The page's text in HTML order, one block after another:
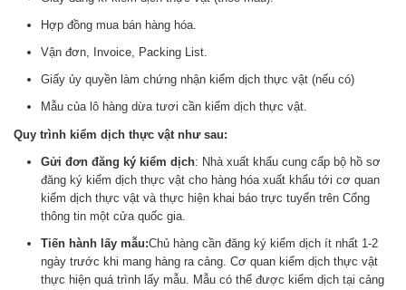
Hợp đồng mua bán hàng hóa.
Vận đơn, Invoice, Packing List.
Giấy ủy quyền làm chứng nhận kiểm dịch thực vật (nếu có)
Mẫu của lô hàng dừa tươi cần kiểm dịch thực vật.
Quy trình kiểm dịch thực vật như sau:
Gửi đơn đăng ký kiểm dịch: Nhà xuất khẩu cung cấp bộ hồ sơ
đăng ký kiểm dịch thực vật cho hàng hóa xuất khẩu tới cơ quan
kiểm dịch thực vật và thực hiện khai báo trực tuyến trên Cổng
thông tin một cửa quốc gia.
Tiến hành lấy mẫu:Chủ hàng cần đăng ký kiểm dịch ít nhất 1-2
ngày trước khi mang hàng ra cảng. Cơ quan kiểm dịch thực vật
thực hiện quá trình lấy mẫu. Mẫu có thể được kiểm dịch tại cảng